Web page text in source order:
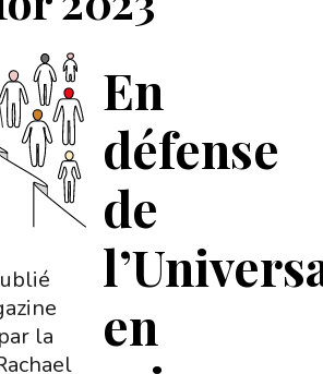
En
défense
de
en
la